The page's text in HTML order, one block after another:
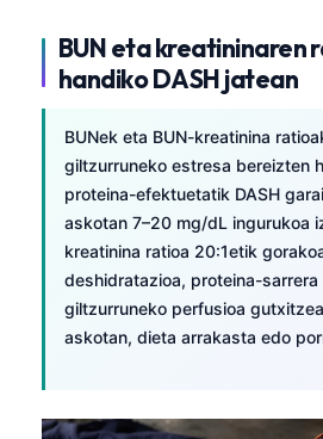
BUN eta kreatininaren
handiko DASH jatean
BUNek eta BUN-kreatinina
giltzurruneko estresa bereizten
proteina-efektuetatik DASH
askotan 7–20 mg/dL ingurukoa
kreatinina ratioa 20:1etik
deshidratazioa, proteina-sarrera
giltzurruneko perfusioa
askotan, dieta arrakasta edo
Tiếng Việt
ไทย
ဗမာစာ
ភាសាខ្មែរ
Kiswahili
Українська